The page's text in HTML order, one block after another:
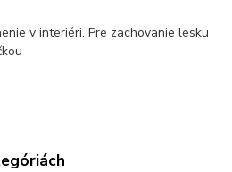
v interiéri. Pre zachovanie lesku